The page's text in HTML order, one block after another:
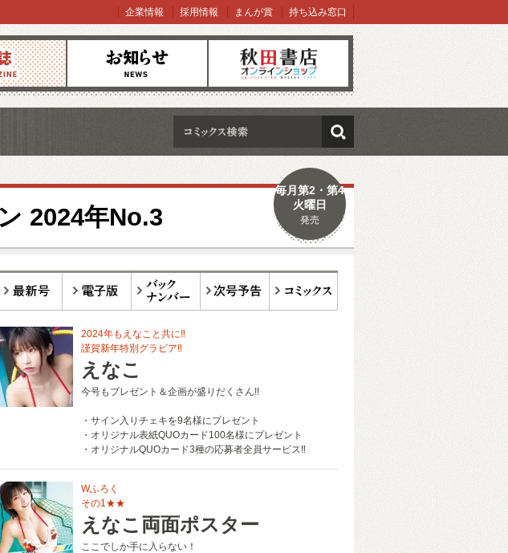
お知らせ オンラインショップ
企業情報 採用情報 まんが賞 持ち込み窓口
検索
2024年No.3
毎月第2・第4
火曜日
発売
2024年もえなこと共に‼
謹賀新年特別グラビア‼
えなこ
今号もプレゼント＆企画が盛りだくさん!!
・サイン入りチェキを9名様にプレゼント
・オリジナル表紙QUOカード100名様にプレゼント
・オリジナルQUOカード3種の応募者全員サービス‼
Wふろく
その1★★
えなこ両面ポスター
ここでしか手に入らない！